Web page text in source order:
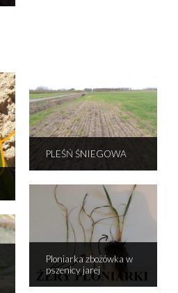
PLEŚŃ ŚNIEGOWA
Ploniarka zbożówka w
pszenicy jarej